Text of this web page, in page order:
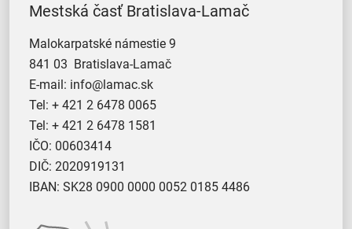
Mestská časť Bratislava-Lamač
Malokarpatské námestie 9
841 03 Bratislava-Lamač
E-mail: info@lamac.sk
Tel: + 421 2 6478 0065
Tel: + 421 2 6478 1581
IČO: 00603414
DIČ: 2020919131
IBAN: SK28 0900 0000 0052 0185 4486